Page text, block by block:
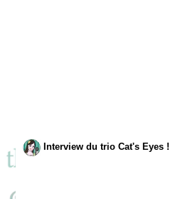
Interview du trio Cat's Eyes !